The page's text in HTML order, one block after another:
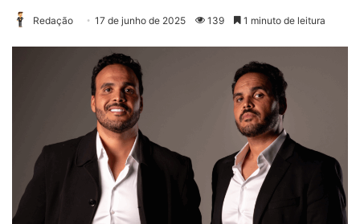
Redação 17 de junho de 2025 139 1 minuto de leitura